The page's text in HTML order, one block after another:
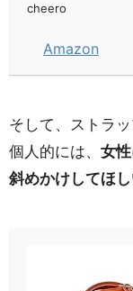
cheero
Amazon
そして、ストラ
個人的には、 女
斜めかけしてほ